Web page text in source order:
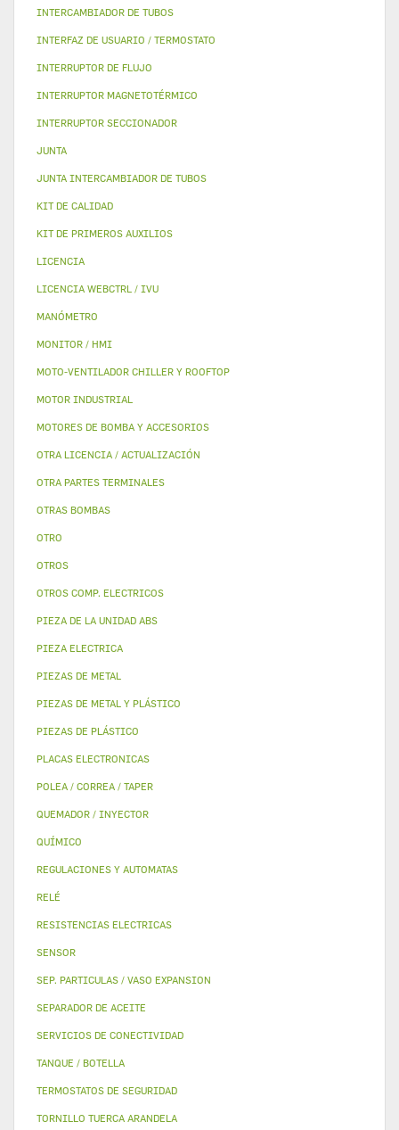
INTERCAMBIADOR DE TUBOS
INTERFAZ DE USUARIO / TERMOSTATO
INTERRUPTOR DE FLUJO
INTERRUPTOR MAGNETOTÉRMICO
INTERRUPTOR SECCIONADOR
JUNTA
JUNTA INTERCAMBIADOR DE TUBOS
KIT DE CALIDAD
KIT DE PRIMEROS AUXILIOS
LICENCIA
LICENCIA WEBCTRL / IVU
MANÓMETRO
MONITOR / HMI
MOTO-VENTILADOR CHILLER Y ROOFTOP
MOTOR INDUSTRIAL
MOTORES DE BOMBA Y ACCESORIOS
OTRA LICENCIA / ACTUALIZACIÓN
OTRA PARTES TERMINALES
OTRAS BOMBAS
OTRO
OTROS
OTROS COMP. ELECTRICOS
PIEZA DE LA UNIDAD ABS
PIEZA ELECTRICA
PIEZAS DE METAL
PIEZAS DE METAL Y PLÁSTICO
PIEZAS DE PLÁSTICO
PLACAS ELECTRONICAS
POLEA / CORREA / TAPER
QUEMADOR / INYECTOR
QUÍMICO
REGULACIONES Y AUTOMATAS
RELÉ
RESISTENCIAS ELECTRICAS
SENSOR
SEP. PARTICULAS / VASO EXPANSION
SEPARADOR DE ACEITE
SERVICIOS DE CONECTIVIDAD
TANQUE / BOTELLA
TERMOSTATOS DE SEGURIDAD
TORNILLO TUERCA ARANDELA